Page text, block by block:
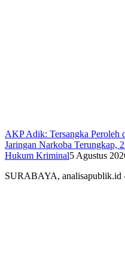
AKP Adik: Tersangka Peroleh
Jaringan Narkoba Terungkap,
Hukum Kriminal5 Agustus
SURABAYA, analisapublik.id